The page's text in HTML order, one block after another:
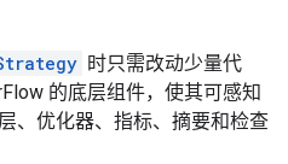
时只需改动少量代
的底层组件，使其可感知
、优化器、指标、摘要和检查